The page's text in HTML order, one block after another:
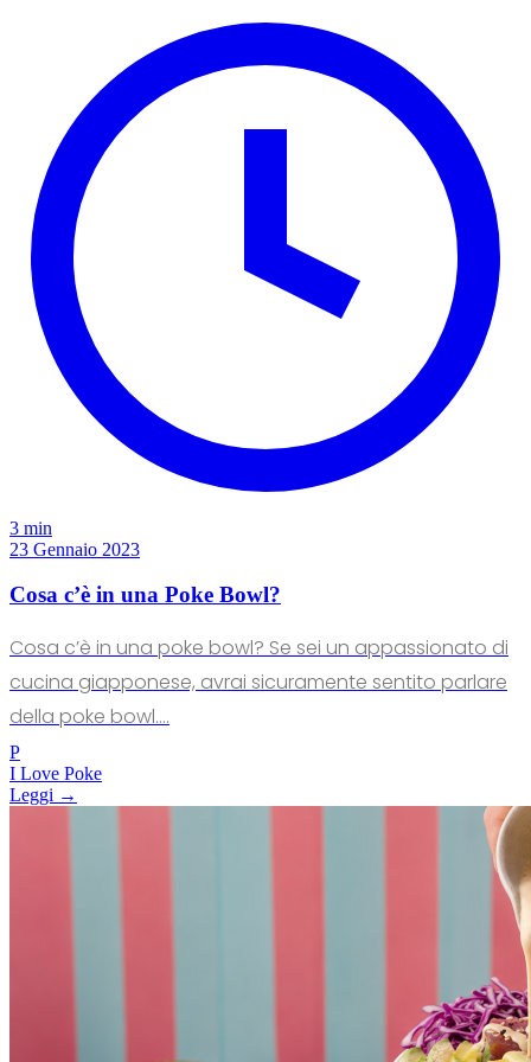
3 min
23 Gennaio 2023
Cosa c’è in una Poke Bowl?
Cosa c’è in una poke bowl? Se sei un appassionato di
cucina giapponese, avrai sicuramente sentito parlare
della poke bowl....
P
I Love Poke
Leggi →